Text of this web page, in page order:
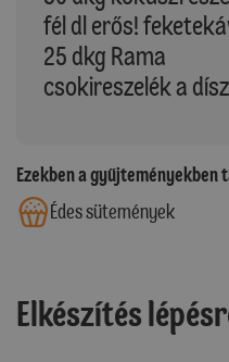
fél dl erős!
25 dkg Rama
csokireszelék a
Ezekben a gyűjteményekben
Édes sütemények
Elkészítés